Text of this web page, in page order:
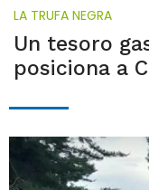
LA TRUFA NEGRA
Un tesoro
posiciona a